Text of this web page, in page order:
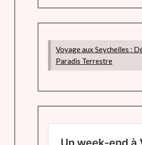
Voyage aux Seychelles :
Paradis Terrestre